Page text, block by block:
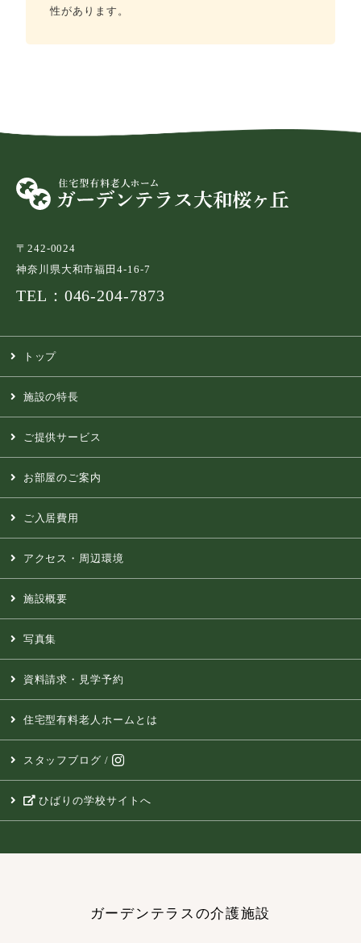
性があります。
〒242-0024
神奈川県大和市福田4-16-7
TEL：046-204-7873
トップ
施設の特長
ご提供サービス
お部屋のご案内
ご入居費用
アクセス・周辺環境
施設概要
写真集
資料請求・見学予約
住宅型有料老人ホームとは
スタッフブログ /
ひばりの学校サイトへ
ガーデンテラスの介護施設